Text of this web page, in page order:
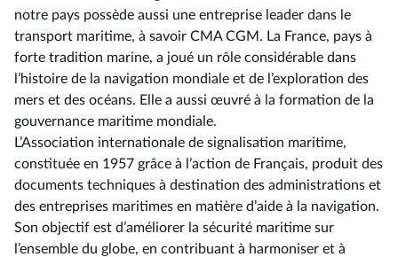
notre pays possède aussi une entreprise leader dans le
transport maritime, à savoir CMA CGM. La France, pays à
forte tradition marine, a joué un rôle considérable dans
l’histoire de la navigation mondiale et de l’exploration des
mers et des océans. Elle a aussi œuvré à la formation de la
gouvernance maritime mondiale.
L’Association internationale de signalisation maritime,
constituée en 1957 grâce à l’action de Français, produit des
documents techniques à destination des administrations et
des entreprises maritimes en matière d’aide à la navigation.
Son objectif est d’améliorer la sécurité maritime sur
l’ensemble du globe, en contribuant à harmoniser et à